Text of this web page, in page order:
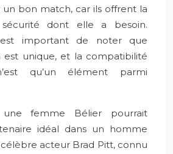
bon match, car ils offrent la
dont elle a besoin.
important de noter que
est unique, et la compatibilité
qu’un élément parmi
femme Bélier pourrait
idéal dans un homme
acteur Brad Pitt, connu